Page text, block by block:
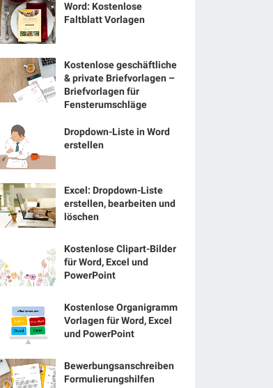
Word: Kostenlose
Faltblatt Vorlagen
Kostenlose geschäftliche
& private Briefvorlagen –
Briefvorlagen für
Fensterumschläge
Dropdown-Liste in Word
erstellen
Excel: Dropdown-Liste
erstellen, bearbeiten und
löschen
Kostenlose Clipart-Bilder
für Word, Excel und
PowerPoint
Kostenlose Organigramm
Vorlagen für Word, Excel
und PowerPoint
Bewerbungsanschreiben
Formulierungshilfen